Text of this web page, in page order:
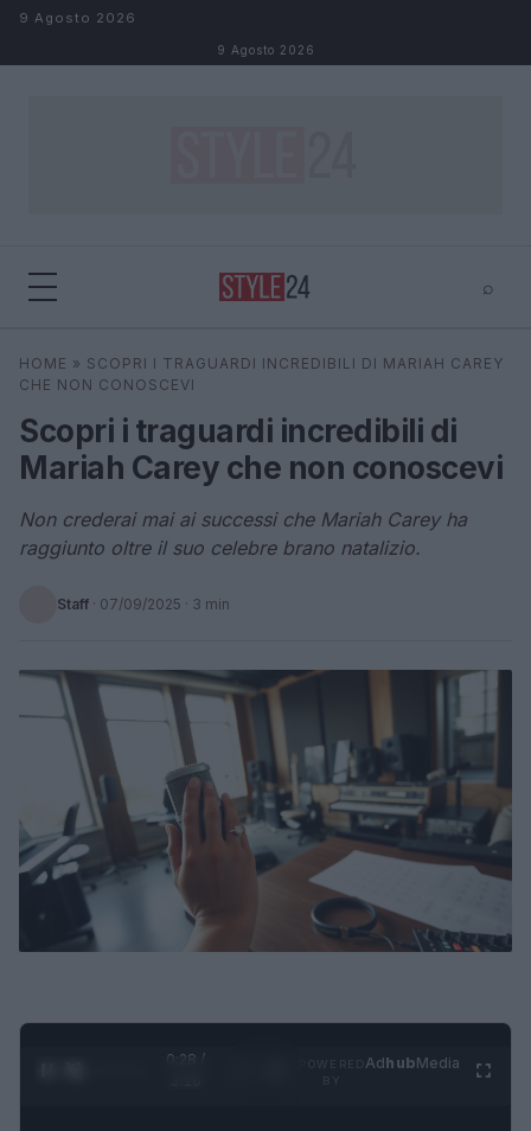
Salta al contenuto
9 Agosto 2026
9 Agosto 2026
⌕
Cerca ⌕ ×
HOME » SCOPRI I TRAGUARDI INCREDIBILI DI MARIAH CAREY
CHE NON CONOSCEVI
Scopri i traguardi incredibili di
Mariah Carey che non conoscevi
Non crederai mai ai successi che Mariah Carey ha
raggiunto oltre il suo celebre brano natalizio.
Staff · 07/09/2025 · 3 min
0:29 /
AdhubMedia